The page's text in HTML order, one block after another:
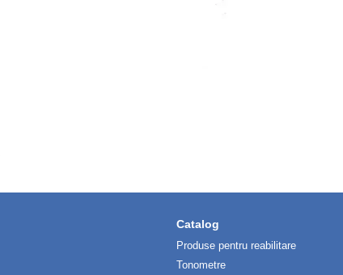
Catalog
Produse pentru reabilitare
Tonometre